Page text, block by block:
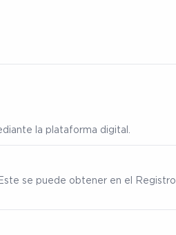
la plataforma digital.
se puede obtener en el